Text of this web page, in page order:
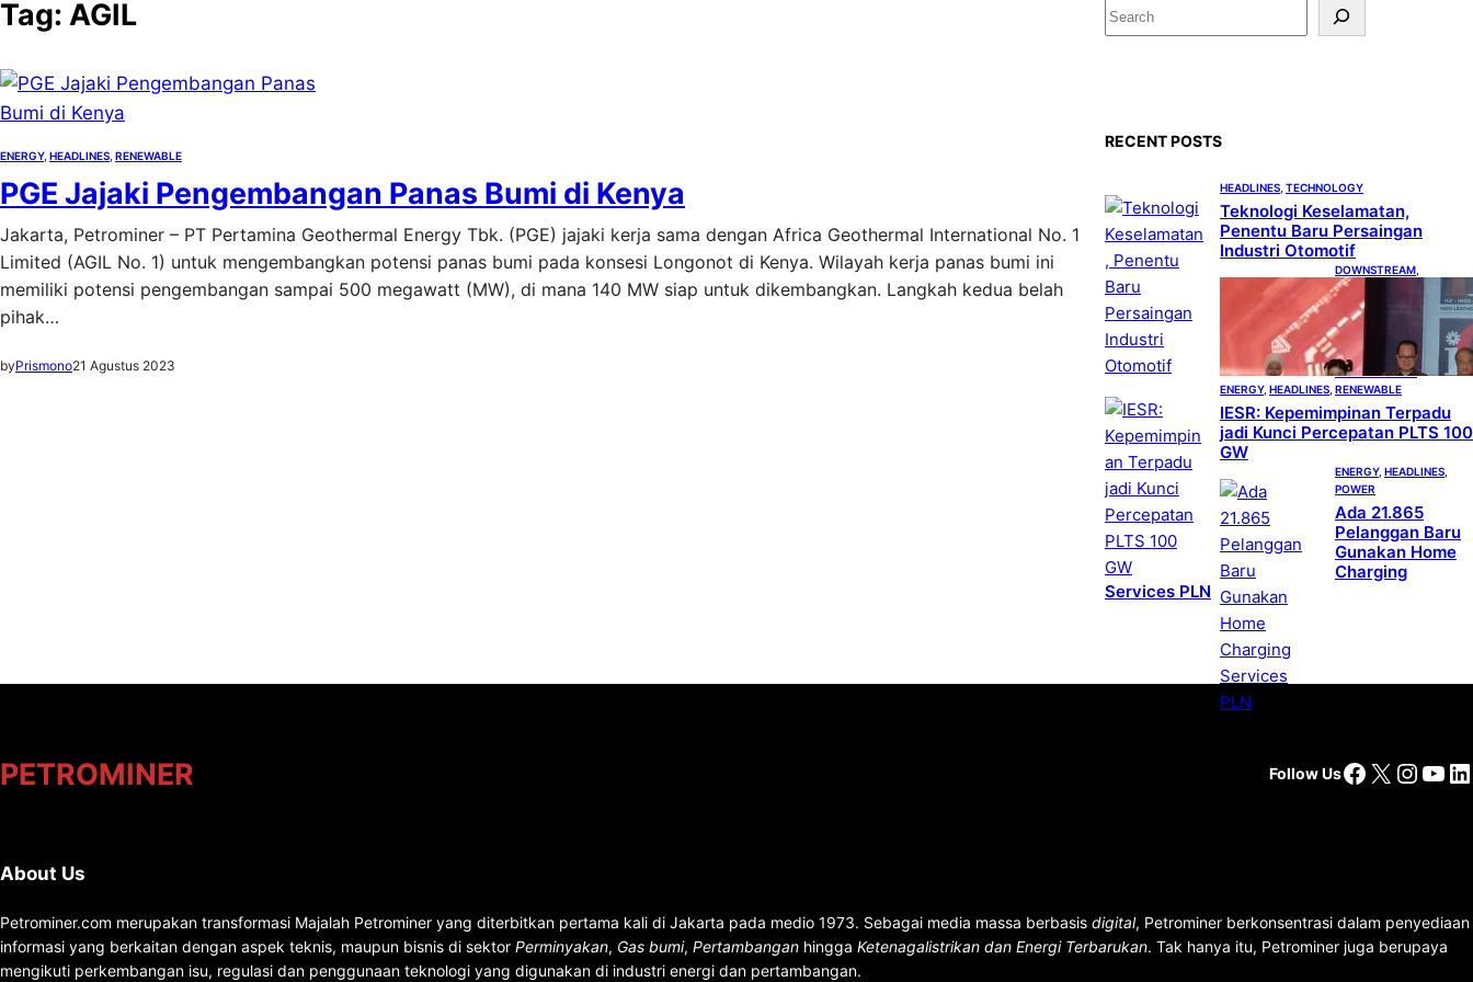
Tag: AGIL
ENERGY, HEADLINES RENEWABLE
PGE Jajaki Pengembangan Panas Bumi di Kenya
Jakarta, Petrominer – PT Pertamina Geothermal Energy Tbk. (PGE) jajaki kerja sama dengan Africa Geothermal International No. 1
Limited (AGIL No. 1) untuk mengembangkan potensi panas bumi pada konsesi Longonot di Kenya. Wilayah kerja panas bumi ini
memiliki potensi pengembangan sampai 500 megawatt (MW), di mana 140 MW siap untuk dikembangkan. Langkah kedua belah
pihak…
byPrismono21 Agustus 2023
S
e
RECENT POSTS
HEADLINES TECHNOLOGY
Teknologi Keselamatan,
Penentu Baru Persaingan
Industri Otomotif
DOWNSTREAM
HEADLINES
Terbuka,
Peluang Usaha
bagi IKM Alas
Kaki Lokal
ENERGY, HEADLINES RENEWABLE
IESR: Kepemimpinan Terpadu
jadi Kunci Percepatan PLTS 100
GW
ENERGY, HEADLINES
POWER
Ada 21.865
Pelanggan Baru
Gunakan Home
Charging
Services PLN
PETROMINER Follow UsFacebook
X
About Us
Petrominer.com merupakan transformasi Majalah Petrominer yang diterbitkan pertama kali di Jakarta pada medio 1973. Sebagai media massa berbasis digital, Petrominer berkonsentrasi dalam penyediaan
informasi yang berkaitan dengan aspek teknis, maupun bisnis di sektor Perminyakan, Gas bumi, Pertambangan hingga Ketenagalistrikan dan Energi Terbarukan. Tak hanya itu, Petrominer juga berupaya
mengikuti perkembangan isu, regulasi dan penggunaan teknologi yang digunakan di industri energi dan pertambangan.